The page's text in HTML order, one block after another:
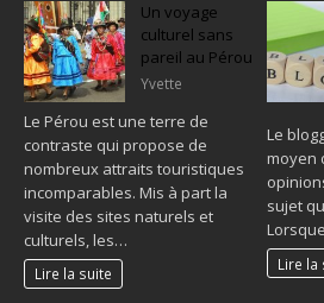
Un voyage
culturel sans
pareil au Pérou
Yvette
Le Pérou est une terre de
contraste qui propose de
nombreux attraits touristiques
incomparables. Mis à part la
visite des sites naturels et
culturels, les…
Lire la suite
Le
moyen
sujet
Lire la